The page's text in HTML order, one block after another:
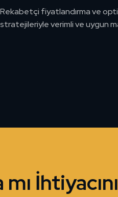
Rekabetçi fiyatlandırma ve
stratejileriyle verimli ve uygun